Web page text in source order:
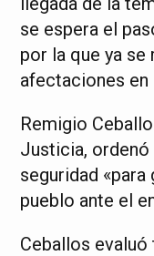
se espera el
por la que ya se
afectaciones
Remigio
Justicia,
seguridad
pueblo ante el
Ceballos